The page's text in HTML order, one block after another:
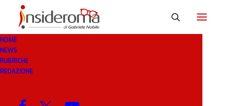
HOME
NEWS
RUBRICHE
REDAZIONE
RIENTRATI